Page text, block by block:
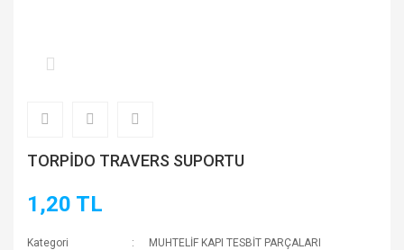
TORPİDO TRAVERS SUPORTU
1,20 TL
Kategori
MUHTELİF KAPI TESBİT PARÇALARI